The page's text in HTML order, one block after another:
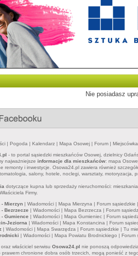
Nie posiadasz
| Pogoda | Kalendarz | Mapa Osowej | Forum | Miejscówka
- to portal sąsiedzki mieszkańców Osowej, dzielnicy
najważniejsze informacje dla mieszkańców: mapa
remonty i inwestycje. Osowa24.pl zawiera również
salony, hotele, noclegi, warsztaty, motoryzacja,
dotyczące kupna lub sprzedaży nieruchomości:
Firmy.
- Mierzyn | Wiadomości | Mapa Mierzyna | Forum sąsiedzkie
Bezrzecze | Wiadomości | Mapa Bezrzecza | Forum
Gumience | Wiadomości | Mapa Gumieniec | Forum
Jeziorna | Wiadomości | Mapa Konstancina | Forum
| Wiadomości | Mapa Swarzędza | Forum sąsiedzkie | Tu
| Wiadomości | Mapa Powiatu Brodnickiego | Forum
właściciel serwisu Osowa24.pl nie ponoszą
prawem chronione dobra osób trzecich, mogą ponieść z